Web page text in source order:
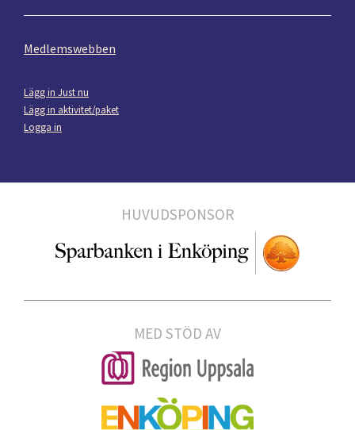
Medlemswebben
Lägg in Just nu
Lägg in aktivitet/paket
Logga in
HUVUDSPONSOR
MED STÖD AV